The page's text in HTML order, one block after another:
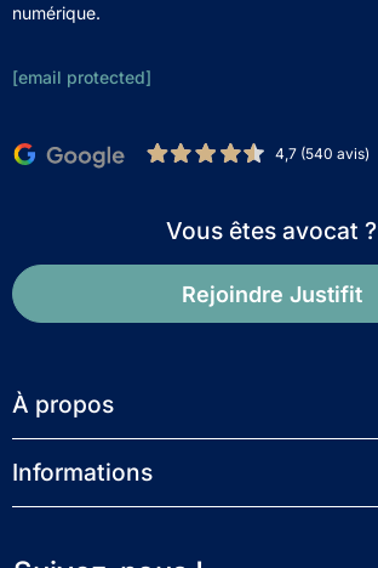
numérique.
[email protected]
4,7 (540 avis)
Vous êtes avocat ?
Rejoindre Justifit
À propos
Informations